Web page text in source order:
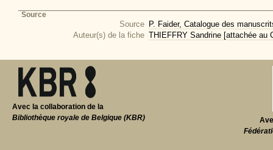
Source
Source P. Faider, Catalogue des
Auteur(s) de la fiche THIEFFRY Sandrine [attachée au
Avec la collaboration de la
Bibliothèque royale de Belgique (KBR)